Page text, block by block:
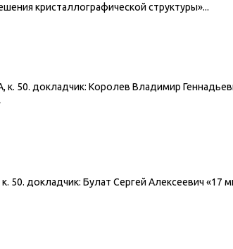
кристаллографической структуры»...
к. 50. докладчик: Королев Владимир
50. докладчик: Булат Сергей Алексеевич